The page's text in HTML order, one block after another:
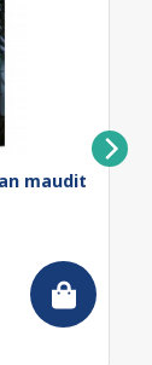
maudit